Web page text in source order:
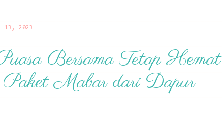
13, 2023
Bersama Tetap Hemat
Paket Mabar dari Dapur